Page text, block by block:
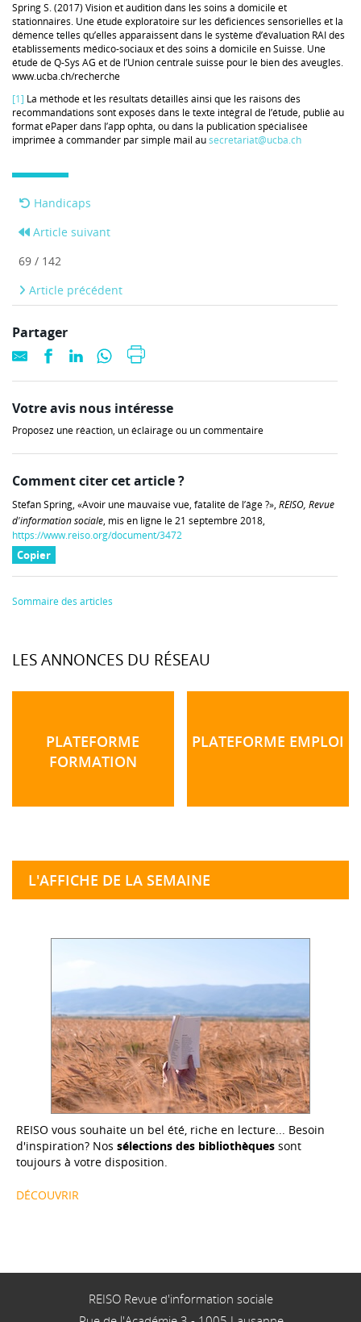
Spring S. (2017) Vision et audition dans les soins à domicile et
stationnaires. Une étude exploratoire sur les déficiences sensorielles et la
démence telles qu’elles apparaissent dans le système d’évaluation RAI des
établissements médico-sociaux et des soins à domicile en Suisse. Une
étude de Q-Sys AG et de l’Union centrale suisse pour le bien des aveugles.
www.ucba.ch/recherche
[1] La méthode et les résultats détaillés ainsi que les raisons des
recommandations sont exposés dans le texte intégral de l’étude, publié au
format ePaper dans l’app ophta, ou dans la publication spécialisée
imprimée à commander par simple mail ausecretariat@ucba.ch
Handicaps
Article suivant
69 / 142
Article précédent
Partager
Votre avis nous intéresse
Proposez une réaction, un éclairage ou un commentaire
Comment citer cet article ?
Stefan Spring, «Avoir une mauvaise vue, fatalité de l’âge ?», REISO, Revue
d'information sociale, mis en ligne le 21 septembre 2018,
https://www.reiso.org/document/3472
Copier
Sommaire des articles
LES ANNONCES DU RÉSEAU
PLATEFORME
FORMATION
PLATEFORME EMPLOI
L'AFFICHE DE LA SEMAINE
REISO vous souhaite un bel été, riche en lecture... Besoin
d'inspiration? Nos sélections des bibliothèques sont
toujours à votre disposition.
DÉCOUVRIR
REISO Revue d'information sociale